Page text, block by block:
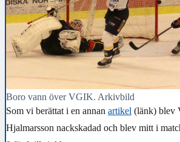
Boro vann över VGIK. Arkivbild
Som vi berättat i en annan artikel (länk) blev
Hjalmarsson nackskadad och blev mitt i